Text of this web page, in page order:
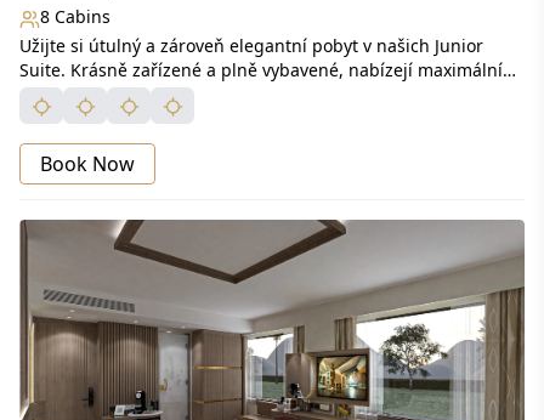
8 Cabins
Užijte si útulný a zároveň elegantní pobyt v našich Junior
Suite. Krásně zařízené a plně vybavené, nabízejí maximální
pohodlí a příjemnou atmosféru pro nezapomenutelnou cestu.
Book Now